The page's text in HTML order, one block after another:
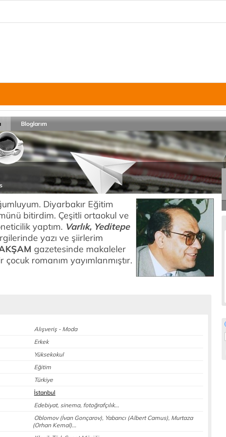
Bloglarım
Diyarbakır Eğitim
bitirdim. Çeşitli ortaokul ve
yaptım. Varlık, Yeditepe
yazı ve şiirlerim
gazetesinde makaleler
çocuk romanım yayımlanmıştır.
Alışveriş - Moda
Erkek
Yüksekokul
Eğitim
Türkiye
İstanbul
Edebiyat, sinema, fotoğrafçılık...
Oblomov (İvan Gonçarov), Yabancı (Albert Camus), Murtaza
(Orhan Kemal)...